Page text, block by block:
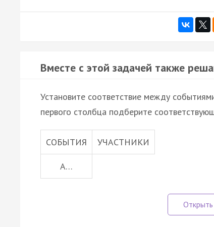
Вместе с этой задачей также
Установите соответствие между
первого столбца подберите
СОБЫТИЯ УЧАСТНИКИ
А…